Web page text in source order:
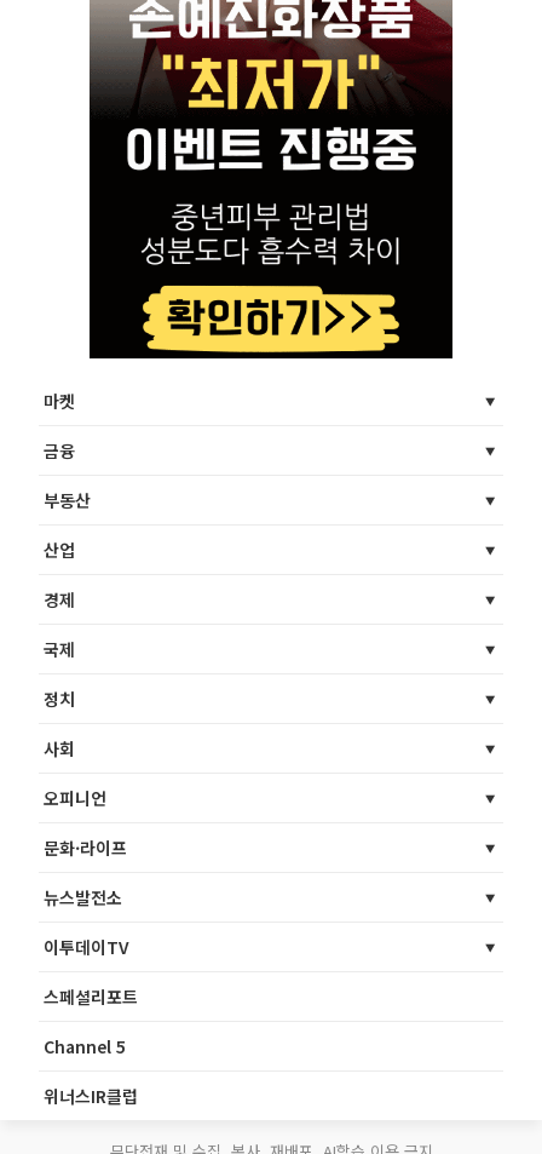
마켓
금융
부동산
산업
경제
국제
정치
사회
오피니언
문화·라이프
뉴스발전소
이투데이TV
스페셜리포트
Channel 5
위너스IR클럽